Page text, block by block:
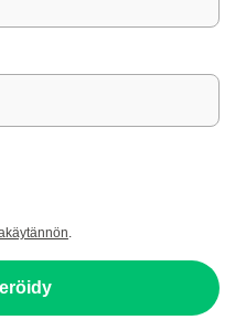
.